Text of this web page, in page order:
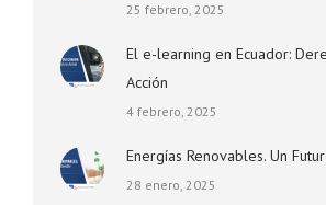
25 febrero, 2025
El e-learning en Ecuador:
Acción
4 febrero, 2025
Energías Renovables. Un
28 enero, 2025